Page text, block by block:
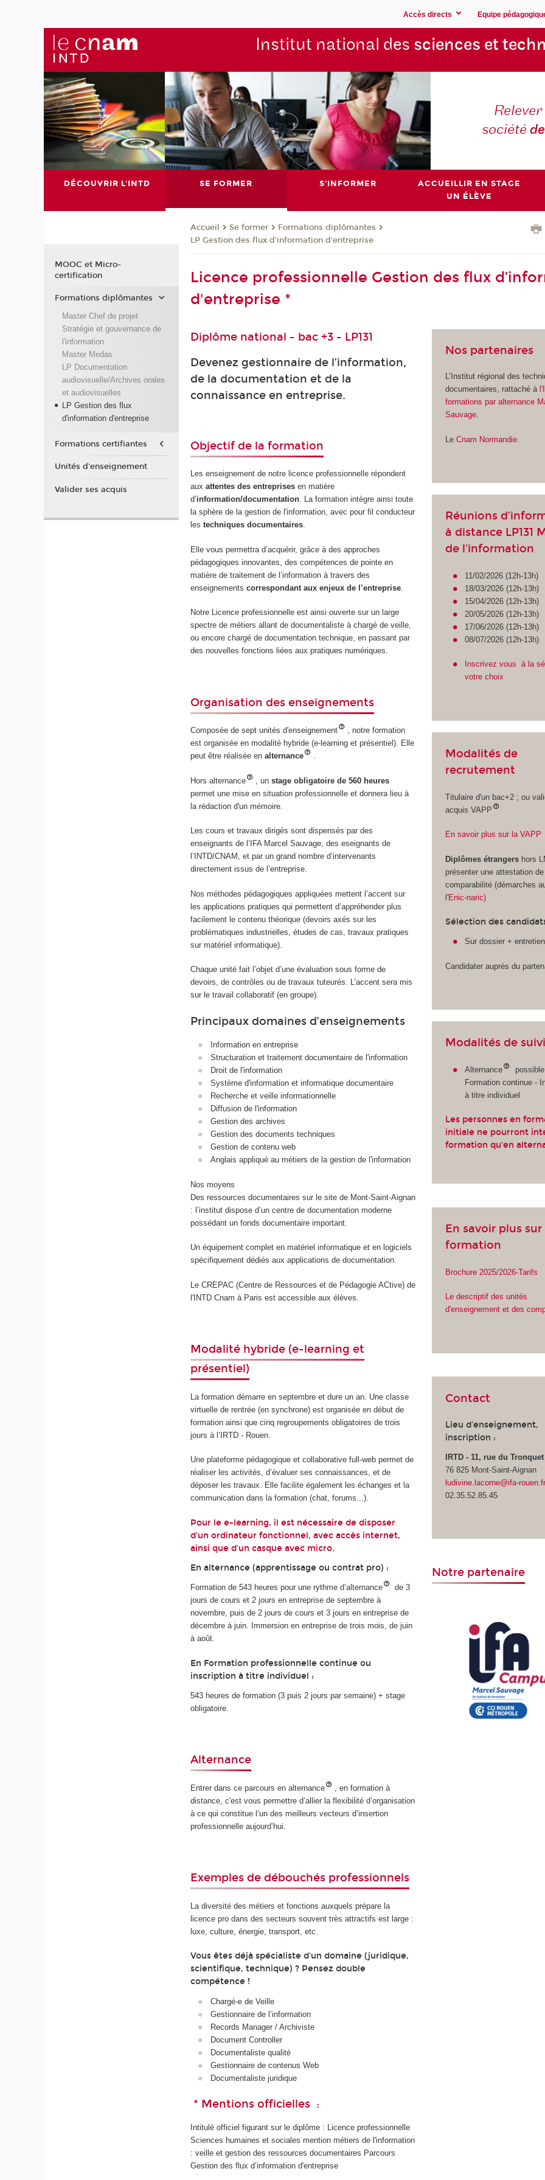
Accès directs Equipe
Institut national des sciences et
société
DÉCOUVRIR L'INTD SE FORMER S'INFORMER
ACCUEILLIR EN STAGE
UN ÉLÈVE
Accueil Se former
Formations diplômantes
LP Gestion des flux d'information d'entreprise
Licence professionnelle Gestion des flux
d'entreprise *
Diplôme national - bac +3 - LP131
Devenez gestionnaire de l’information,
de la documentation et de la
connaissance en entreprise.
Objectif de la formation
Les enseignement de notre licence professionnelle répondent
auxattentes des entreprises en matière
d’information/documentation. La formation intègre ainsi toute
la sphère de la gestion de l'information, avec pour fil conducteur
lestechniques documentaires.
Elle vous permettra d’acquérir, grâce à des approches
pédagogiques innovantes, des compétences de pointe en
matière de traitement de l’information à travers des
enseignementscorrespondant aux enjeux de l’entreprise
Notre Licence professionnelle est ainsi ouverte sur un large
spectre de métiers allant de documentaliste à chargé de veille,
ou encore chargé de documentation technique, en passant par
des nouvelles fonctions liées aux pratiques numériques.
Organisation des enseignements
Composée de sept unités d'enseignement
, notre formation
est organisée en modalité hybride (e-learning et présentiel). Elle
peut être réalisée enalternance .
Hors alternance , unstage obligatoire de 560 heures
permet une mise en situation professionnelle et donnera lieu à
la rédaction d'un mémoire.
Les cours et travaux dirigés sont dispensés par des
enseignants de l’IFA Marcel Sauvage, des eseignants de
l’INTD/CNAM, et par un grand nombre d’intervenants
directement issus de l’entreprise.
Nos méthodes pédagogiques appliquées mettent l’accent sur
les applications pratiques qui permettent d’appréhender plus
facilement le contenu théorique (devoirs axés sur les
problématiques industrielles, études de cas, travaux pratiques
sur matériel informatique).
Chaque unité fait l’objet d’une évaluation sous forme de
devoirs, de contrôles ou de travaux tuteurés. L’accent sera mis
sur le travail collaboratif (en groupe).
Principaux domaines d’enseignements
Information en entreprise
Structuration et traitement documentaire de l'information
Droit de l'information
Système d'information et informatique documentaire
Recherche et veille informationnelle
Diffusion de l'information
Gestion des archives
Gestion des documents techniques
Gestion de contenu web
Anglais appliqué au métiers de la gestion de l'information
Nos moyens
Des ressources documentaires sur le site de Mont-Saint-Aignan
: l’institut dispose d’un centre de documentation moderne
possédant un fonds documentaire important.
Un équipement complet en matériel informatique et en logiciels
spécifiquement dédiés aux applications de documentation.
Le CREPAC (Centre de Ressources et de Pédagogie ACtive) de
l'INTD Cnam à Paris est accessible aux élèves.
Modalité hybride (e-learning et
présentiel)
La formation démarre en septembre et dure un an. Une classe
virtuelle de rentrée (en synchrone) est organisée en début de
formation ainsi que cinq regroupements obligatoires de trois
jours à l’IRTD - Rouen.
Une plateforme pédagogique et collaborative full-web permet de
réaliser les activités, d’évaluer ses connaissances, et de
déposer les travaux. Elle facilite également les échanges et la
communication dans la formation (chat, forums...).
Pour le e-learning, il est nécessaire de disposer
d’un ordinateur fonctionnel, avec accès internet,
ainsi que d’un casque avec micro.
En alternance (apprentissage ou contrat pro) :
Formation de 543 heures pour une rythme d’alternance de3
jours de cours et 2 jours en entreprise de septembre à
novembre, puis de 2 jours de cours et 3 jours en entreprise de
décembre à juin. Immersion en entreprise de trois mois, de juin
à août.
En Formation professionnelle continue ou
inscription à titre individuel :
543 heures de formation (3 puis 2 jours par semaine) + stage
obligatoire.
Alternance
Entrer dans ce parcours en alternance
, en formation à
distance, c'est vous permettre d’allier la flexibilité d’organisation
à ce qui constitue l’un des meilleurs vecteurs d’insertion
professionnelle aujourd’hui.
Exemples de débouchés professionnels
La diversité des métiers et fonctions auxquels prépare la
licence pro dans des secteurs souvent très attractifs est large :
luxe, culture, énergie, transport, etc.
Vous êtes déjà spécialiste d'un domaine (juridique,
scientifique, technique) ? Pensez double
compétence !
Chargé‑e de Veille
Gestionnaire de l’information
Records Manager / Archiviste
Document Controller
Documentaliste qualité
Gestionnaire de contenus Web
Documentaliste juridique
* Mentions officielles :
Intitulé officiel figurant sur le diplôme : Licence professionnelle
Sciences humaines et sociales mention métiers de l'information
: veille et gestion des ressources documentaires Parcours
Gestion des flux d’information d'entreprise
Nos partenaires
L’Institut régional des
documentaires, rattaché à
formations par alternance
Sauvage.
Le Cnam Normandie.
Réunions
à distance LP131
de l'information
11/02/2026 (12h-13h)
18/03/2026 (12h-13h)
15/04/2026 (12h-13h)
20/05/2026 (12h-13h)
17/06/2026 (12h-13h)
08/07/2026 (12h-13h)
Inscrivez vous à la
votre choix
Modalités de
recrutement
Titulaire d'un bac+2 ; ou
acquis VAPP
En savoir plus sur la VAPP
Diplômes étrangershors
présenter une attestation de
comparabilité (démarches
l'Enic-naric)
Sélection des
Sur dossier + entretien
Candidater auprès du
Modalités de suivi
Alternance
Formation continue -
à titre individuel
Les personnes en
initiale ne pourront
formation qu'en
En savoir plus sur
formation
Brochure 2025/2026-Tarifs
Le descriptif des unités
d'enseignement et des
Contact
Lieu d’enseignement,
inscription :
IRTD - 11, rue du Tronquet
76 825 Mont-Saint-Aignan
ludivine.lacorne@ifa-rouen.fr
02.35.52.85.45
Notre partenaire
MOOC et Micro-
certification
Formations diplômantes
Master Chef de projet
Stratégie et gouvernance de
l'information
Master Medas
LP Documentation
audiovisuelle/Archives orales
et audiovisuelles
LP Gestion des flux
d'information d'entreprise
Formations certifiantes
Unités d'enseignement
Valider ses acquis